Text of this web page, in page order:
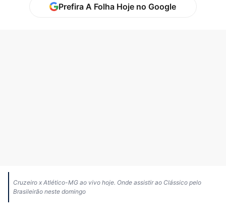
Prefira A Folha Hoje no Google
Cruzeiro x Atlético-MG ao vivo hoje. Onde assistir ao Clássico pelo
Brasileirão neste domingo